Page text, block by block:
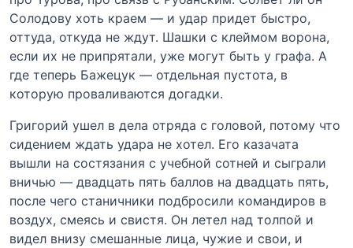
Солодову хоть краем — и удар придет быстро,
оттуда, откуда не ждут. Шашки с клеймом ворона,
если их не припрятали, уже могут быть у графа. А
где теперь Бажецук — отдельная пустота, в
которую проваливаются догадки.
Григорий ушел в дела отряда с головой, потому что
сидением ждать удара не хотел. Его казачата
вышли на состязания с учебной сотней и сыграли
вничью — двадцать пять баллов на двадцать пять,
после чего станичники подбросили командиров в
воздух, смеясь и свистя. Он летел над толпой и
видел внизу смешанные лица, чужие и свои, и